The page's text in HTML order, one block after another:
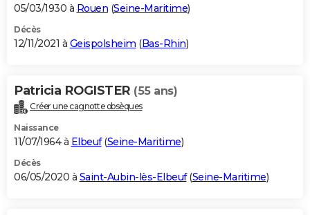
05/03/1930 à Rouen (Seine-Maritime)
Décès
12/11/2021 à Geispolsheim (Bas-Rhin)
Patricia ROGISTER (55 ans)
Créer une cagnotte obsèques
Naissance
11/07/1964 à Elbeuf(Seine-Maritime)
Décès
06/05/2020 à Saint-Aubin-lès-Elbeuf(Seine-Maritime)